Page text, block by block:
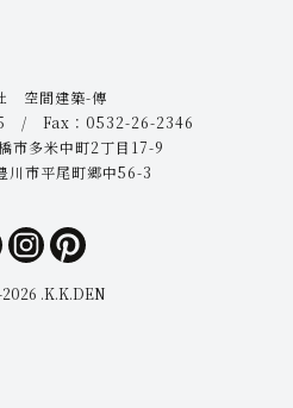
空間建築-傳
/ Fax：0532-26-2346
市多米中町2丁目17-9
川市平尾町郷中56-3
2026 .K.K.DEN